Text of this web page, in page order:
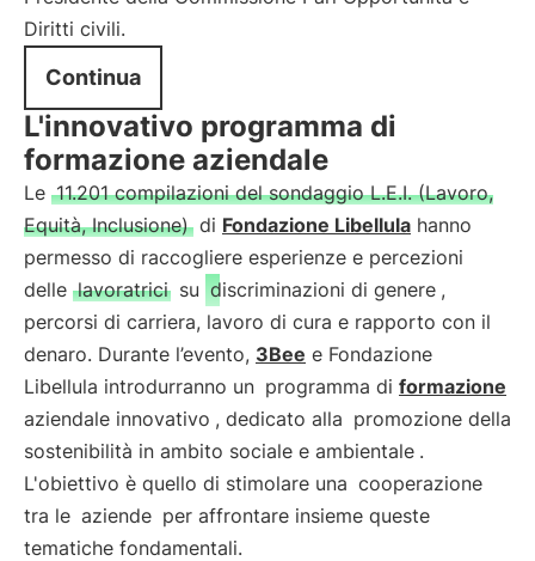
Diritti civili.
Continua
L'innovativo programma di
formazione aziendale
Le 11.201 compilazioni del sondaggio L.E.I. (Lavoro,
Equità, Inclusione) di Fondazione Libellula hanno
permesso di raccogliere esperienze e percezioni
delle lavoratrici su discriminazioni di genere ,
percorsi di carriera, lavoro di cura e rapporto con il
denaro. Durante l’evento, 3Bee e Fondazione
Libellula introdurranno un programma di formazione
aziendale innovativo , dedicato alla promozione della
sostenibilità in ambito sociale e ambientale .
L'obiettivo è quello di stimolare una cooperazione
tra le aziende per affrontare insieme queste
tematiche fondamentali.